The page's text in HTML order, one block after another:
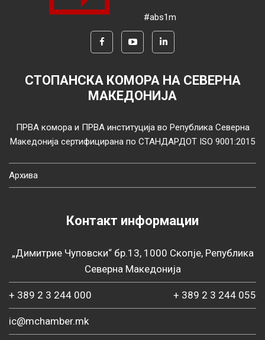
#abs1m
СТОПАНСКА КОМОРА НА СЕВЕРНА
МАКЕДОНИЈА
ПРВА комора и ПРВА институција во Република Северна
Македонија сертифицирана по СТАНДАРДОТ ISO 9001:2015
Архива
Контакт информации
„Димитрие Чуповски“ бр.13, 1000 Скопје, Република
Северна Македонија
+ 389 2 3 244 000 + 389 2 3 244 055
ic@mchamber.mk